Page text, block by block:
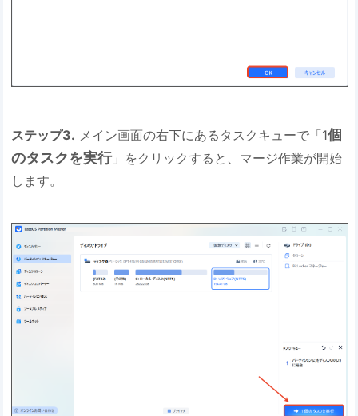
ステップ3. メイン画面の右下にあるタスクキューで「1個
のタスクを実行」をクリックすると、マージ作業が開始
します。